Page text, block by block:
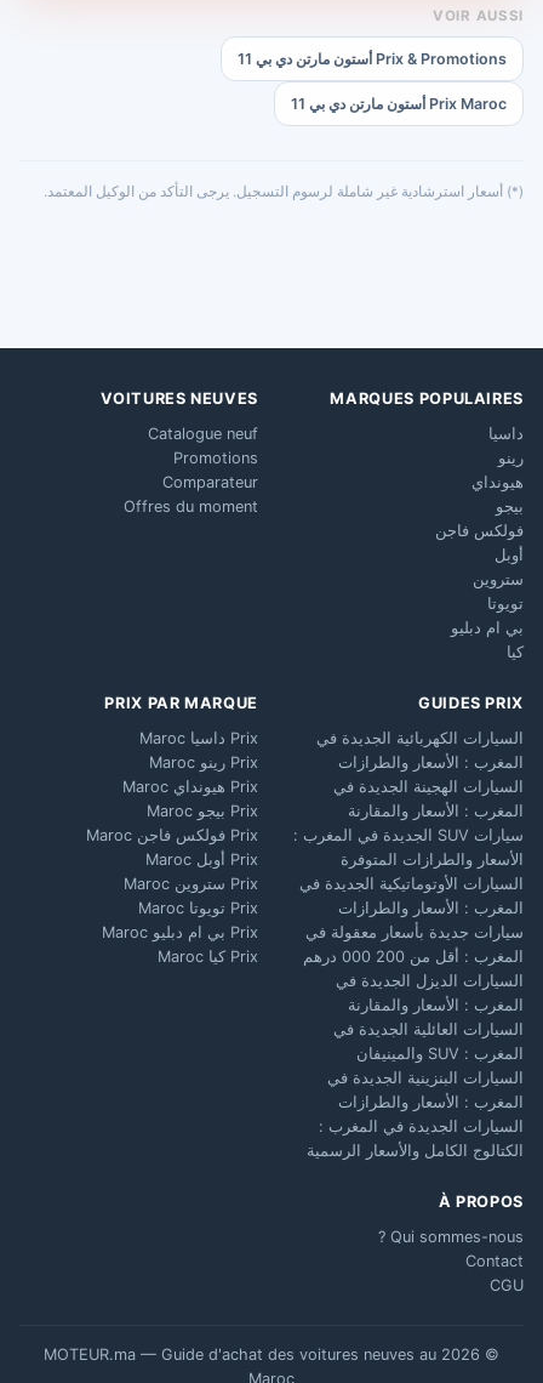
VOIR AUSSI
Prix & Promotions أستون مارتن دي بي 11
Prix Maroc أستون مارتن دي بي 11
(*) أسعار استرشادية غير شاملة لرسوم التسجيل. يرجى التأكد من الوكيل المعتمد.
MARQUES POPULAIRES
داسيا
رينو
هيونداي
بيجو
فولكس فاجن
أوبل
ستروين
تويوتا
بي ام دبليو
كيا
VOITURES NEUVES
Catalogue neuf
Promotions
Comparateur
Offres du moment
GUIDES PRIX
السيارات الكهربائية الجديدة في
المغرب : الأسعار والطرازات
السيارات الهجينة الجديدة في
المغرب : الأسعار والمقارنة
سيارات SUV الجديدة في المغرب :
الأسعار والطرازات المتوفرة
السيارات الأوتوماتيكية الجديدة في
المغرب : الأسعار والطرازات
سيارات جديدة بأسعار معقولة في
المغرب : أقل من 200 000 درهم
السيارات الديزل الجديدة في
المغرب : الأسعار والمقارنة
السيارات العائلية الجديدة في
المغرب : SUV والمينيفان
السيارات البنزينية الجديدة في
المغرب : الأسعار والطرازات
السيارات الجديدة في المغرب :
الكتالوج الكامل والأسعار الرسمية
PRIX PAR MARQUE
Prix داسيا Maroc
Prix رينو Maroc
Prix هيونداي Maroc
Prix بيجو Maroc
Prix فولكس فاجن Maroc
Prix أوبل Maroc
Prix ستروين Maroc
Prix تويوتا Maroc
Prix بي ام دبليو Maroc
Prix كيا Maroc
À PROPOS
Qui sommes-nous ?
Contact
CGU
© 2026 MOTEUR.ma — Guide d'achat des voitures neuves au
Maroc